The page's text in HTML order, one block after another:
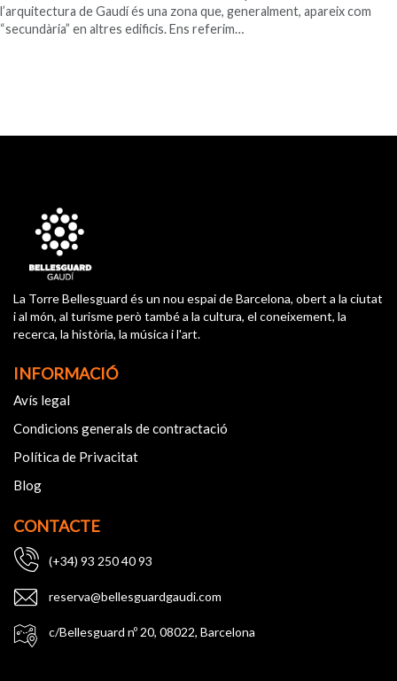
l’arquitectura de Gaudí és una zona que, generalment, apareix com
“secundària” en altres edificis. Ens referim…
La Torre Bellesguard és un nou espai de Barcelona, obert a la ciutat
i al món, al turisme però també a la cultura, el coneixement, la
recerca, la història, la música i l'art.
INFORMACIÓ
Avís legal
Condicions generals de contractació
Política de Privacitat
Blog
CONTACTE
(+34) 93 250 40 93
reserva@bellesguardgaudi.com
c/Bellesguard nº 20, 08022, Barcelona